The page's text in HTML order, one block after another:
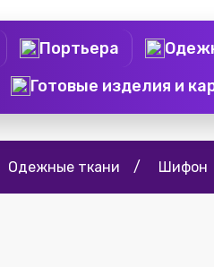
Портьера
Готовые изделия и
Одежные ткани / Шифон